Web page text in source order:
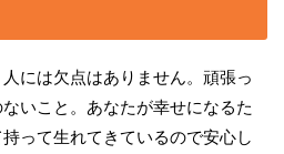
には欠点はありません。頑張っ
いこと。あなたが幸せになるた
って生れてきているので安心し